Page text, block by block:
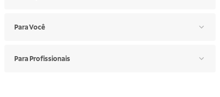
Para Você
Para Profissionais